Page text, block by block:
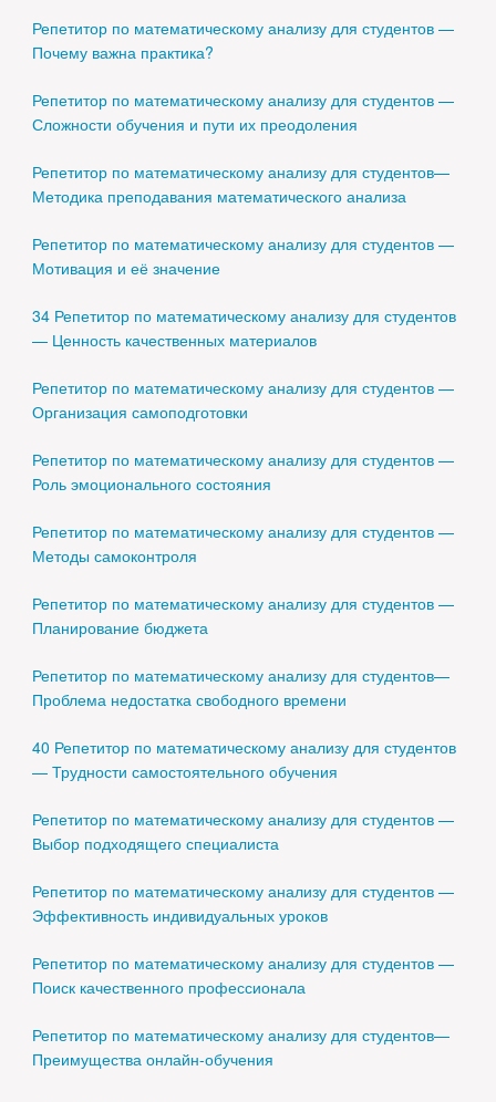
Репетитор по математическому анализу для студентов —
Почему важна практика?
Репетитор по математическому анализу для студентов —
Сложности обучения и пути их преодоления
Репетитор по математическому анализу для студентов—
Методика преподавания математического анализа
Репетитор по математическому анализу для студентов —
Мотивация и её значение
34 Репетитор по математическому анализу для студентов
— Ценность качественных материалов
Репетитор по математическому анализу для студентов —
Организация самоподготовки
Репетитор по математическому анализу для студентов —
Роль эмоционального состояния
Репетитор по математическому анализу для студентов —
Методы самоконтроля
Репетитор по математическому анализу для студентов —
Планирование бюджета
Репетитор по математическому анализу для студентов—
Проблема недостатка свободного времени
40 Репетитор по математическому анализу для студентов
— Трудности самостоятельного обучения
Репетитор по математическому анализу для студентов —
Выбор подходящего специалиста
Репетитор по математическому анализу для студентов —
Эффективность индивидуальных уроков
Репетитор по математическому анализу для студентов —
Поиск качественного профессионала
Репетитор по математическому анализу для студентов—
Преимущества онлайн-обучения